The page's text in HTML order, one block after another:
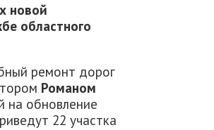
новой
областного
ремонт дорог
Романом
на обновление
22 участка